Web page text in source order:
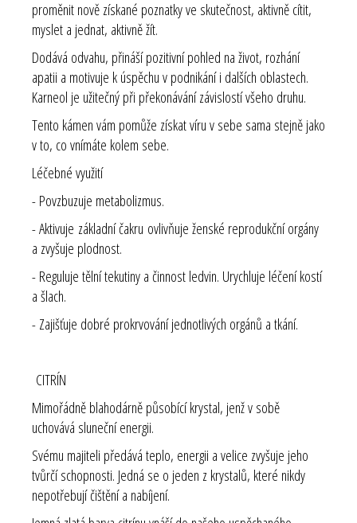
proměnit nově získané poznatky ve skutečnost, aktivně cítit,
myslet a jednat, aktivně žít.
Dodává odvahu, přináší pozitivní pohled na život, rozhání
apatii a motivuje k úspěchu v podnikání i dalších oblastech.
Karneol je užitečný při překonávání závislostí všeho druhu.
Tento kámen vám pomůže získat víru v sebe sama stejně jako
v to, co vnímáte kolem sebe.
Léčebné využití
- Povzbuzuje metabolizmus.
- Aktivuje základní čakru ovlivňuje ženské reprodukční orgány
a zvyšuje plodnost.
- Reguluje tělní tekutiny a činnost ledvin. Urychluje léčení kostí
a šlach.
- Zajišťuje dobré prokrvování jednotlivých orgánů a tkání.
CITRÍN
Mimořádně blahodárně působící krystal, jenž v sobě
uchovává sluneční energii.
Svému majiteli předává teplo, energii a velice zvyšuje jeho
tvůrčí schopnosti. Jedná se o jeden z krystalů, které nikdy
nepotřebují čištění a nabíjení.